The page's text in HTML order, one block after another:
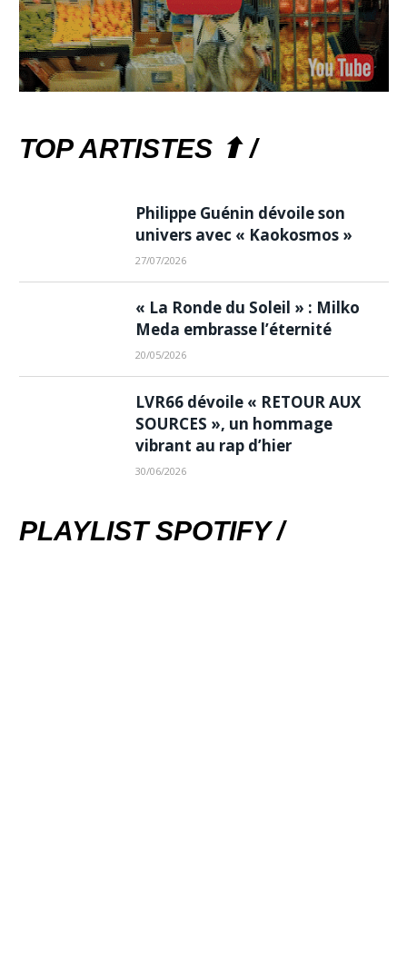
TOP ARTISTES ⬆ /
Philippe Guénin dévoile son
univers avec « Kaokosmos »
27/07/2026
« La Ronde du Soleil » : Milko
Meda embrasse l’éternité
20/05/2026
LVR66 dévoile « RETOUR AUX
SOURCES », un hommage
vibrant au rap d’hier
30/06/2026
PLAYLIST SPOTIFY /